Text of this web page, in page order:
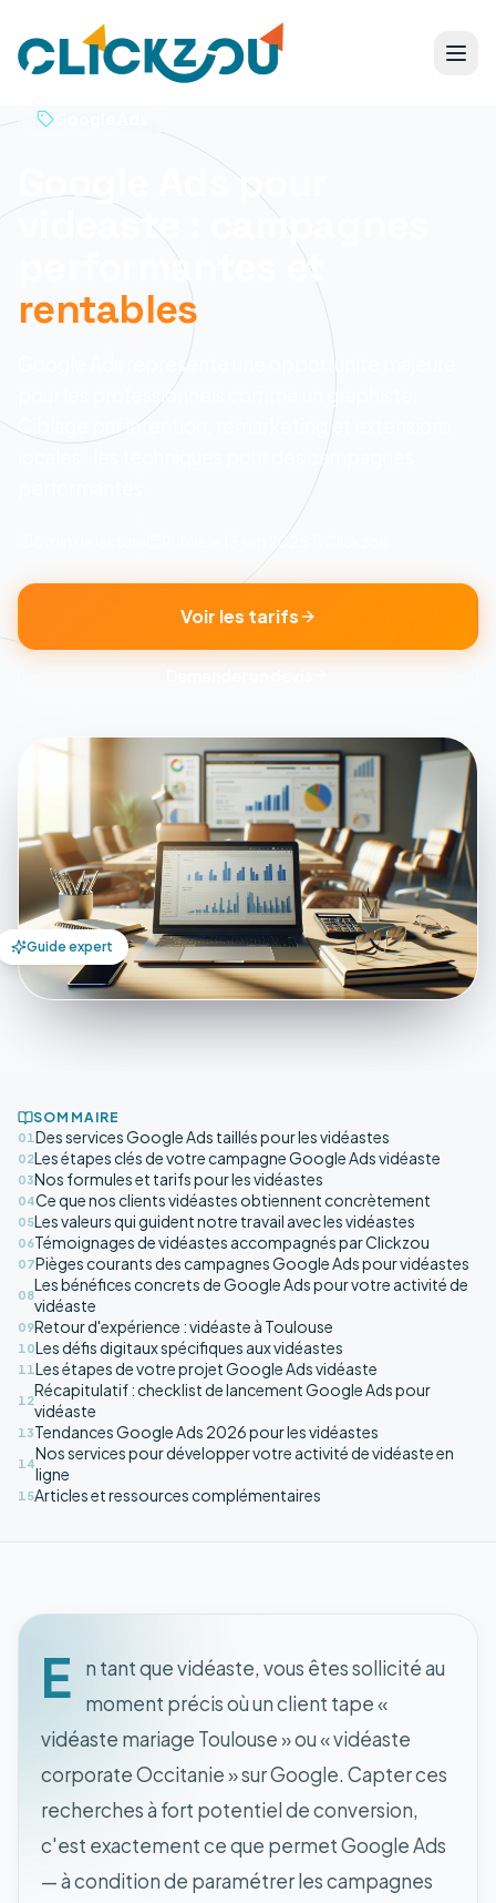
Google Ads pour
videaste : campagnes
performantes et
rentables
Google Ads represente une opportunite majeure
pour les professionnels comme un graphiste.
Ciblage par intention, remarketing et extensions
locales : les techniques pour des campagnes
13 juin 2025
Voir les tarifs
Guide expert
SOMMAIRE
01Des services Google Ads taillés pour les vidéastes
02Les étapes clés de votre campagne Google Ads vidéaste
03Nos formules et tarifs pour les vidéastes
04Ce que nos clients vidéastes obtiennent concrètement
05Les valeurs qui guident notre travail avec les vidéastes
06Témoignages de vidéastes accompagnés par Clickzou
07Pièges courants des campagnes Google Ads pour vidéastes
08
Les bénéfices concrets de Google Ads pour votre activité de
vidéaste
09Retour d'expérience : vidéaste à Toulouse
10Les défis digitaux spécifiques aux vidéastes
11Les étapes de votre projet Google Ads vidéaste
12
Récapitulatif : checklist de lancement Google Ads pour
vidéaste
13Tendances Google Ads 2026 pour les vidéastes
14
Nos services pour développer votre activité de vidéaste en
ligne
15Articles et ressources complémentaires
E
n tant que vidéaste, vous êtes sollicité au
moment précis où un client tape «
vidéaste mariage Toulouse » ou « vidéaste
corporate Occitanie » sur Google. Capter ces
recherches à fort potentiel de conversion,
c'est exactement ce que permet Google Ads
— à condition de paramétrer les campagnes